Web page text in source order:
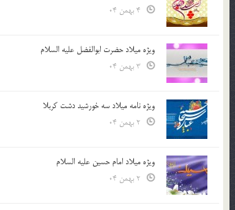
ویژه میلاد حضرت ابوالفضل علیه السلام
ویژه نامه میلاد سه خورشید دشت کربلا
ویژه میلاد امام حسین علیه السلام